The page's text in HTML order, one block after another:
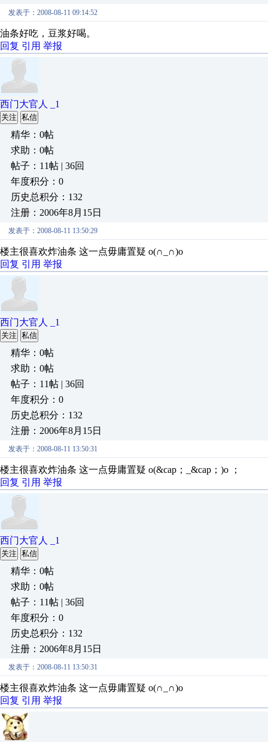
发表于：2008-08-11 09:14:52
油条好吃，豆浆好喝。
回复 引用 举报
西门大官人 _1
关注 私信
精华：0帖
求助：0帖
帖子：11帖 | 36回
年度积分：0
历史总积分：132
注册：2006年8月15日
发表于：2008-08-11 13:50:29
楼主很喜欢炸油条 这一点毋庸置疑 o(∩_∩)o
回复 引用 举报
西门大官人 _1
关注 私信
精华：0帖
求助：0帖
帖子：11帖 | 36回
年度积分：0
历史总积分：132
注册：2006年8月15日
发表于：2008-08-11 13:50:31
楼主很喜欢炸油条 这一点毋庸置疑 o(&cap；_&cap；)o ；
回复 引用 举报
西门大官人 _1
关注 私信
精华：0帖
求助：0帖
帖子：11帖 | 36回
年度积分：0
历史总积分：132
注册：2006年8月15日
发表于：2008-08-11 13:50:31
楼主很喜欢炸油条 这一点毋庸置疑 o(∩_∩)o
回复 引用 举报